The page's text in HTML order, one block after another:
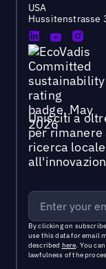
USA
Hussitenstrasse
Unisciti a
per
ricerca
By clicking on
use this data for email
described here. You
lawfulness of the